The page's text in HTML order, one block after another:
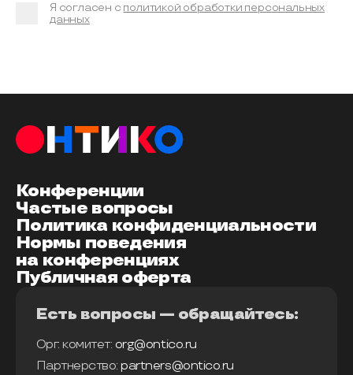
Я согласен с политикой обработки персональных
данных
Конференции
Частые вопросы
Политика конфиденциальности
Нормы поведения
на конференциях
Публичная оферта
Есть вопросы — обращайтесь:
Орг. комитет: org@ontico.ru
Партнерство: partners@ontico.ru